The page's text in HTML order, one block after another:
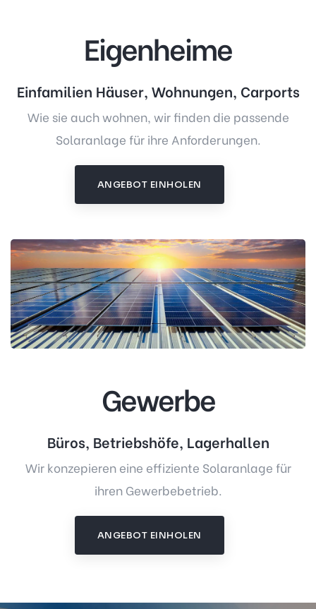
Eigenheime
Einfamilien Häuser, Wohnungen, Carports
Wie sie auch wohnen, wir finden die passende
Solaranlage für ihre Anforderungen.
ANGEBOT EINHOLEN
Gewerbe
Büros, Betriebshöfe, Lagerhallen
Wir konzepieren eine effiziente Solaranlage für
ihren Gewerbebetrieb.
ANGEBOT EINHOLEN